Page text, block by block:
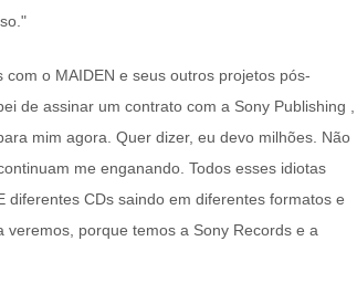
o MAIDEN e seus outros projetos pós-
de assinar um contrato com a Sony Publishing ,
mim agora. Quer dizer, eu devo milhões. Não
me enganando. Todos esses idiotas
CDs saindo em diferentes formatos e
porque temos a Sony Records e a